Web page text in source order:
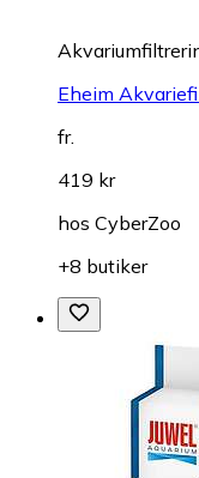
Eheim
fr.
419 kr
hos CyberZoo
+8 butiker